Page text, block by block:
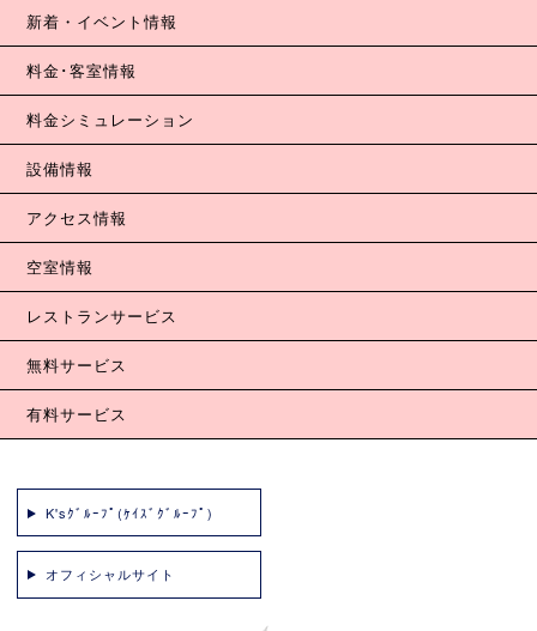
新着・イベント情報
料金･客室情報
料金シミュレーション
設備情報
アクセス情報
空室情報
レストランサービス
無料サービス
有料サービス
K'sｸﾞﾙｰﾌﾟ(ｹｲｽﾞｸﾞﾙｰﾌﾟ)
オフィシャルサイト